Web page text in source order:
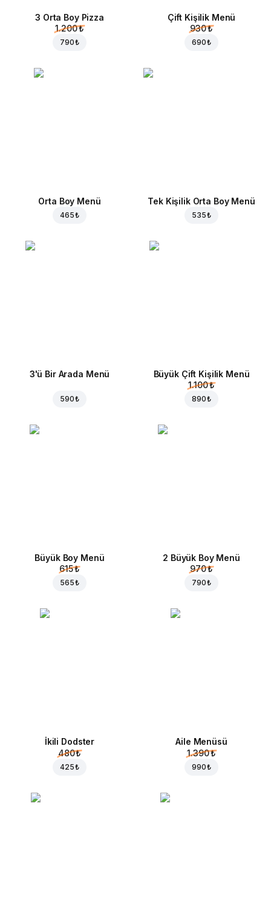
3 Orta Boy Pizza
1.200 ₺
790 ₺
Çift Kişilik Menü
930 ₺
690 ₺
Orta Boy Menü
465 ₺
Tek Kişilik Orta Boy Menü
535 ₺
3'ü Bir Arada Menü
590 ₺
Büyük Çift Kişilik Menü
1.100 ₺
890 ₺
Büyük Boy Menü
615 ₺
565 ₺
2 Büyük Boy Menü
970 ₺
790 ₺
İkili Dodster
480 ₺
425 ₺
Aile Menüsü
1.390 ₺
990 ₺